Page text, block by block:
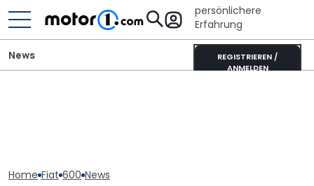
persönlichere
Erfahrung
REGISTRIEREN /
ANMELDEN
News
Home Fiat 600 News